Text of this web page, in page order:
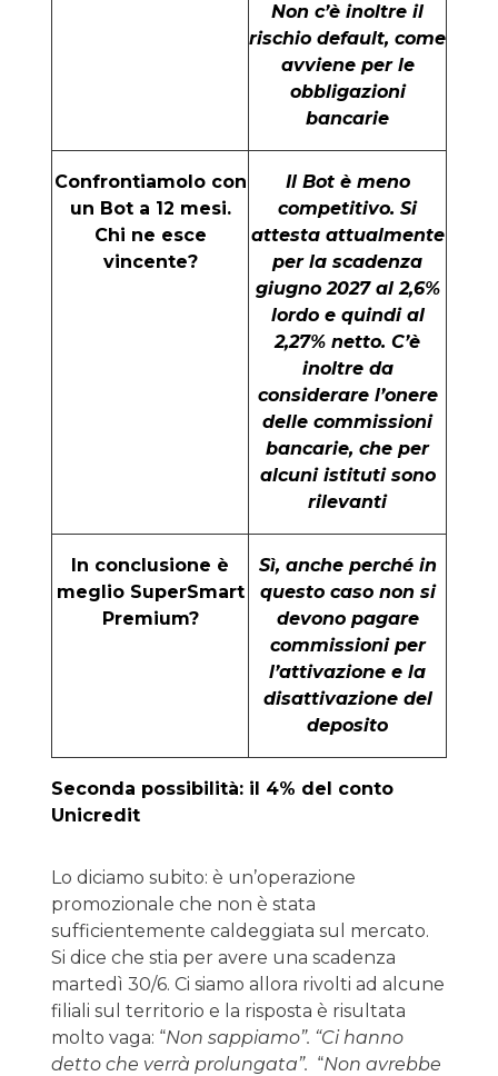
Non c’è inoltre il
rischio default, come
avviene per le
obbligazioni
bancarie
Confrontiamolo con
un Bot a 12 mesi.
Chi ne esce
vincente?
Il Bot è meno
competitivo. Si
attesta attualmente
per la scadenza
giugno 2027 al 2,6%
lordo e quindi al
2,27% netto. C’è
inoltre da
considerare l’onere
delle commissioni
bancarie, che per
alcuni istituti sono
rilevanti
In conclusione è
meglio SuperSmart
Premium?
Sì, anche perché in
questo caso non si
devono pagare
commissioni per
l’attivazione e la
disattivazione del
deposito
Seconda possibilità: il 4% del conto
Unicredit
Lo diciamo subito: è un’operazione
promozionale che non è stata
sufficientemente caldeggiata sul mercato.
Si dice che stia per avere una scadenza
martedì 30/6. Ci siamo allora rivolti ad alcune
filiali sul territorio e la risposta è risultata
molto vaga: “Non sappiamo”. “Ci hanno
detto che verrà prolungata”. “Non avrebbe